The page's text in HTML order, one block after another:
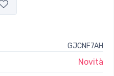
GJCNF7AH
Novità